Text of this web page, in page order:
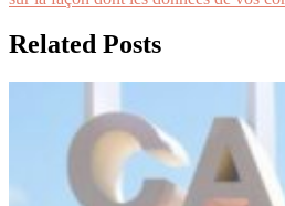
Related Posts